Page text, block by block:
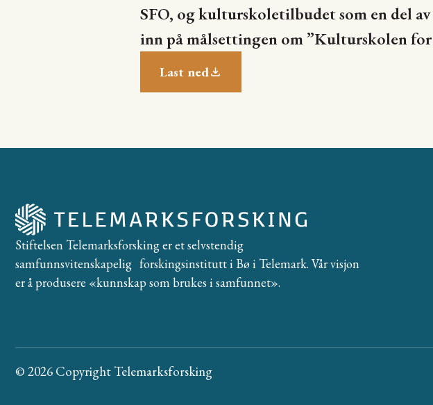
SFO, og kulturskoletilbudet som en del
inn på målsettingen om ”Kulturskolen
Last ned
Stiftelsen Telemarksforsking er et selvstendig
samfunnsvitenskapelig forskingsinstitutt i Bø i Telemark. Vår visjon
er å produsere «kunnskap som brukes i samfunnet».
© 2026 Copyright Telemarksforsking